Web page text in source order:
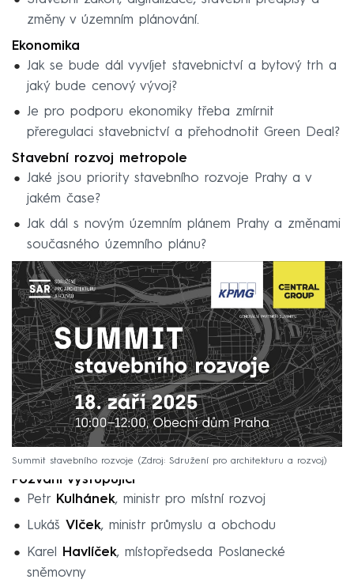
změny v územním plánování.
Ekonomika
Jak se bude dál vyvíjet stavebnictví a bytový trh a
jaký bude cenový vývoj?
Je pro podporu ekonomiky třeba zmírnit
přeregulaci stavebnictví a přehodnotit Green Deal?
Stavební rozvoj metropole
Jaké jsou priority stavebního rozvoje Prahy a v
jakém čase?
Jak dál s novým územním plánem Prahy a změnami
současného územního plánu?
Summit stavebního rozvoje Zdroj: Sdružení pro architekturu a rozvoj
Pozvaní vystupující
Petr Kulhánek, ministr pro místní rozvoj
Lukáš Vlček, ministr průmyslu a obchodu
Karel
Havlíček, místopředseda Poslanecké
sněmovny